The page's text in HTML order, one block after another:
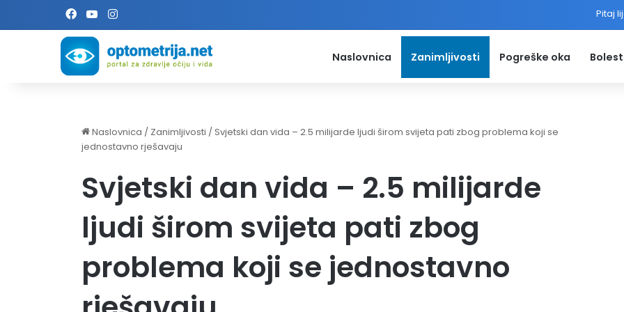
Facebook
YouTube Pitaj
Naslovnica Zanimljivosti Pogreške oka
Naslovnica / Zanimljivosti /Svjetski dan vida – 2.5 milijarde ljudi širom svijeta pati zbog problema koji se
jednostavno rješavaju
Svjetski dan vida – 2.5 milijarde
ljudi širom svijeta pati zbog
problema koji se jednostavno